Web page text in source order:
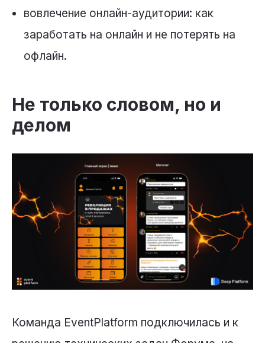
вовлечение онлайн-аудитории: как
заработать на онлайн и не потерять на
офлайн.
Не только словом, но и
делом
Команда EventPlatform подключилась и к